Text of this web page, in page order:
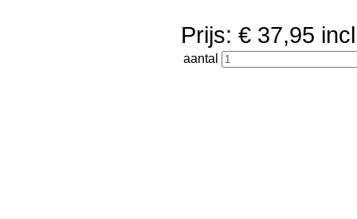
Prijs: € 37,95
aantal